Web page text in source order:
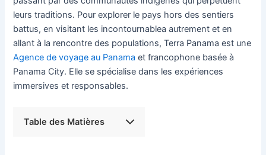
leurs traditions. Pour explorer le pays hors des sentiers
battus, en visitant les incontournablea autrement et en
allant à la rencontre des populations, Terra Panama est une
Agence de voyage au Panama et francophone basée à
Panama City. Elle se spécialise dans les expériences
immersives et responsables.
Table des Matières